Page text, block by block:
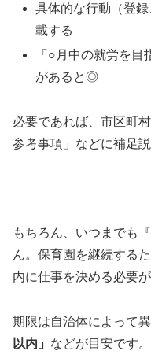
具体的な行動（登
載する
「○月中の就労を目
があると◎
必要であれば、市区町
参考事項」などに補足
もちろん、いつまでも
ん。保育園を継続する
内に仕事を決める必要が
期限は自治体によって
以内」 などが目安です。